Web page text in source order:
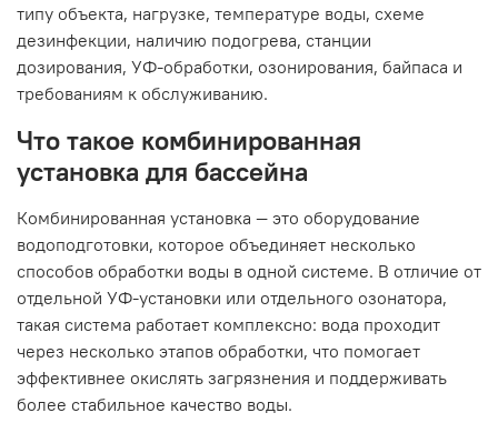
типу объекта, нагрузке, температуре воды, схеме
дезинфекции, наличию подогрева, станции
дозирования, УФ-обработки, озонирования, байпаса и
требованиям к обслуживанию.
Что такое комбинированная
установка для бассейна
Комбинированная установка — это оборудование
водоподготовки, которое объединяет несколько
способов обработки воды в одной системе. В отличие от
отдельной УФ-установки или отдельного озонатора,
такая система работает комплексно: вода проходит
через несколько этапов обработки, что помогает
эффективнее окислять загрязнения и поддерживать
более стабильное качество воды.